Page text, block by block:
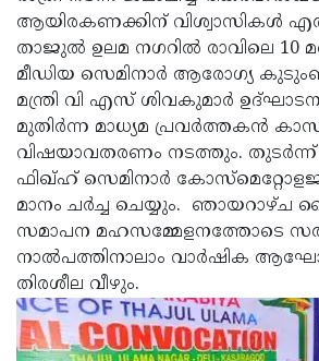
ആയിരകണക്കിന് വിശ്വാസികള്‍
താജുല്‍ ഉലമ നഗറില്‍ രാവിലെ 10
മീഡിയ സെമിനാര്‍ ആരോഗ്യ
മന്ത്രി വി എസ് ശിവകുമാര്‍
മുതിര്‍ന്ന മാധ്യമ പ്രവര്‍ത്തകന്‍
വിഷയാവതരണം നടത്തും.
ഫിഖ്ഹ് സെമിനാര്‍
മാനം ചര്‍ച്ച ചെയ്യും. ഞായറാഴ്ച
സമാപന മഹസമ്മേളനത്തോടെ
നാല്‍പത്തിനാലാം വാര്‍ഷിക
തിരശീല വീഴും.